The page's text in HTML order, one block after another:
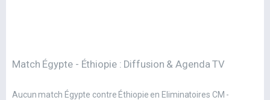
Match Égypte - Éthiopie : Diffusion & Agenda TV
Aucun match Égypte contre Éthiopie en Eliminatoires CM -